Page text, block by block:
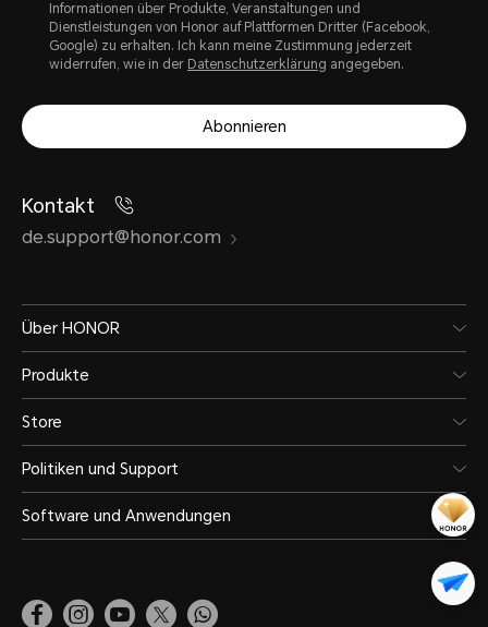
Informationen über Produkte, Veranstaltungen und
Dienstleistungen von Honor auf Plattformen Dritter (Facebook,
Google) zu erhalten. Ich kann meine Zustimmung jederzeit
widerrufen, wie in der Datenschutzerklärung angegeben.
Abonnieren
Kontakt
de.support@honor.com
Über HONOR
Produkte
Store
Politiken und Support
Software und Anwendungen